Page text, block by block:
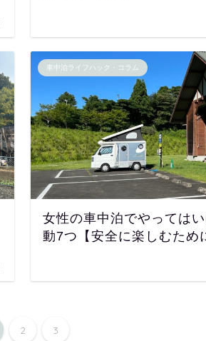
車中泊ライフハック・コラム
女性の車中泊でやっては
動7つ【安全に楽しむため
2 3